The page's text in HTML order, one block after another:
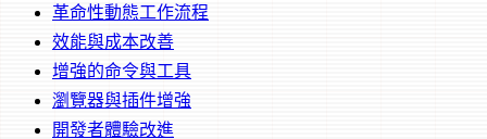
革命性動態工作流程
效能與成本改善
增強的命令與工具
瀏覽器與插件增強
開發者體驗改進